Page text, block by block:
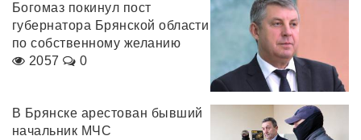
Богомаз покинул пост
губернатора Брянской области
по собственному желанию
2057
0
В Брянске арестован бывший
начальник МЧС